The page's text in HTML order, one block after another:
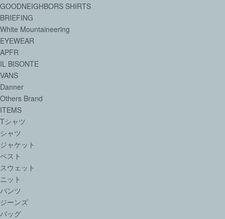
GOODNEIGHBORS SHIRTS
BRIEFING
White Mountaineering
EYEWEAR
APFR
IL BISONTE
VANS
Danner
Others Brand
ITEMS
Tシャツ
シャツ
ジャケット
ベスト
スウェット
ニット
パンツ
ジーンズ
バッグ